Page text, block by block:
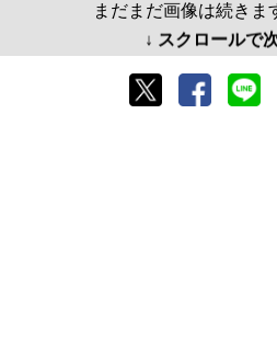
まだまだ画像は続きま
↓ スクロールで